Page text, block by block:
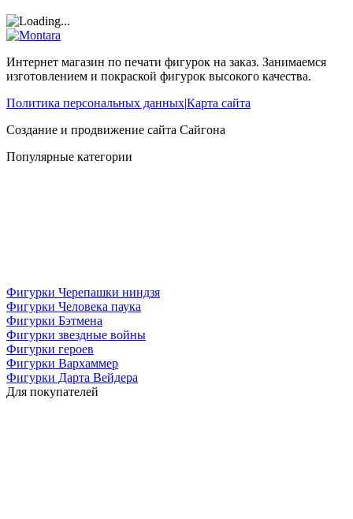
Интернет магазин по печати фигурок на заказ. Занимаемся
изготовлением и покраской фигурок высокого качества.
Политика персональных данных|Карта сайта
Создание и продвижение сайта Сайгона
Популярные категории
Фигурки Черепашки ниндзя
Фигурки Человека паука
Фигурки Бэтмена
Фигурки звездные войны
Фигурки героев
Фигурки Вархаммер
Фигурки Дарта Вейдера
Для покупателей